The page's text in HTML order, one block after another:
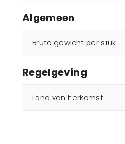
Algemeen
Bruto gewicht per stuk
Regelgeving
Land van herkomst